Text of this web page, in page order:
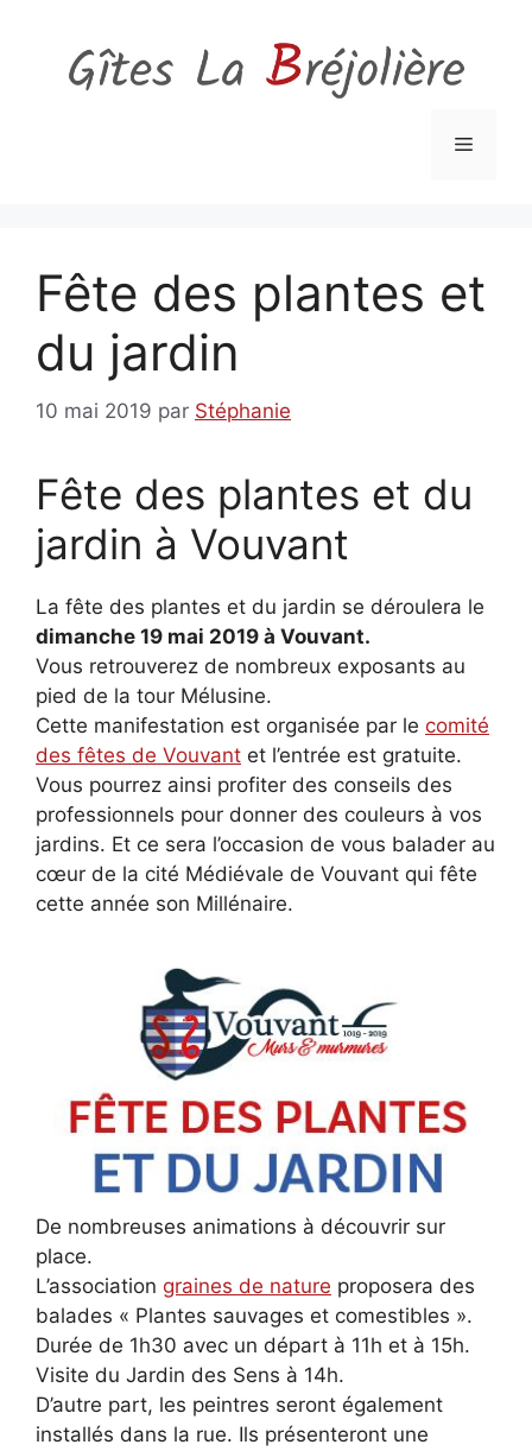
contenu
Menu
Fête des plantes et
du jardin
10 mai 2019 par Stéphanie
Fête des plantes et du
jardin à Vouvant
La fête des plantes et du jardin se déroulera le
dimanche 19 mai 2019 à Vouvant.
Vous retrouverez de nombreux exposants au
pied de la tour Mélusine.
Cette manifestation est organisée par le comité
des fêtes de Vouvant et l’entrée est gratuite.
Vous pourrez ainsi profiter des conseils des
professionnels pour donner des couleurs à vos
jardins. Et ce sera l’occasion de vous balader au
cœur de la cité Médiévale de Vouvant qui fête
cette année son Millénaire.
De nombreuses animations à découvrir sur
place.
L’association graines de nature proposera des
balades « Plantes sauvages et comestibles ».
Durée de 1h30 avec un départ à 11h et à 15h.
Visite du Jardin des Sens à 14h.
D’autre part, les peintres seront également
installés dans la rue. Ils présenteront une